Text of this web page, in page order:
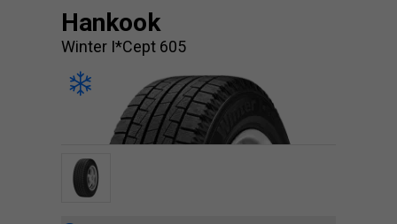
Hankook
Winter I*Cept 605